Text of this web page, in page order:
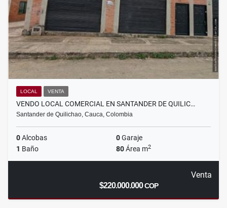
LOCAL VENTA
VENDO LOCAL COMERCIAL EN SANTANDER DE QUILIC…
Santander de Quilichao, Cauca, Colombia
0Alcobas 0Garaje
1 Baño 80Área m2
Venta
$220.000.000COP